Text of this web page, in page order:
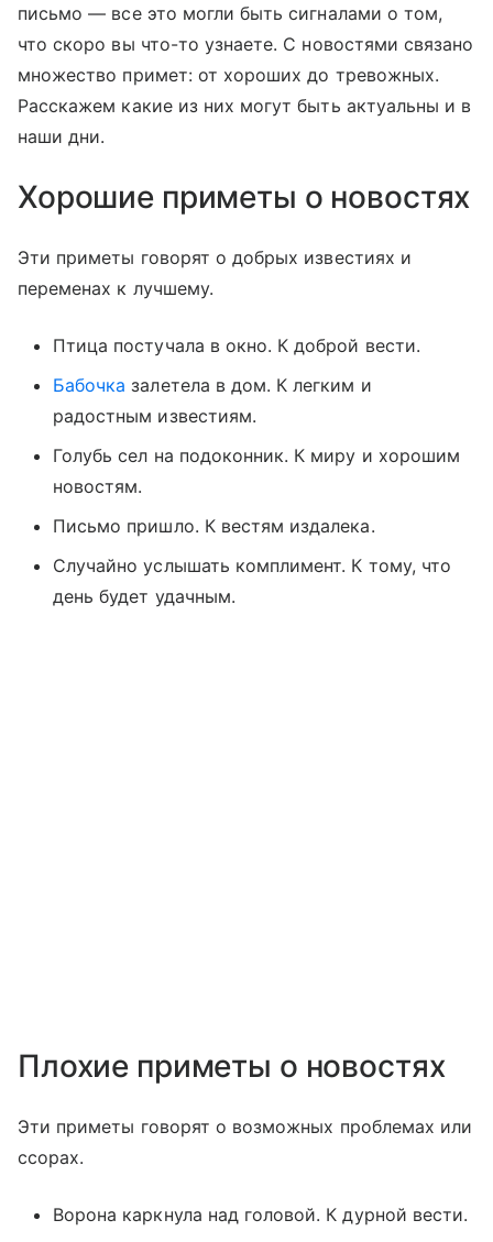
письмо — все это могли быть сигналами о том,
что скоро вы что-то узнаете. С новостями связано
множество примет: от хороших до тревожных.
Расскажем какие из них могут быть актуальны и в
наши дни.
Хорошие приметы о новостях
Эти приметы говорят о добрых известиях и
переменах к лучшему.
Птица постучала в окно. К доброй вести.
Бабочка залетела в дом. К легким и
радостным известиям.
Голубь сел на подоконник. К миру и хорошим
новостям.
Письмо пришло. К вестям издалека.
Случайно услышать комплимент. К тому, что
день будет удачным.
Плохие приметы о новостях
Эти приметы говорят о возможных проблемах или
ссорах.
Ворона каркнула над головой. К дурной вести.